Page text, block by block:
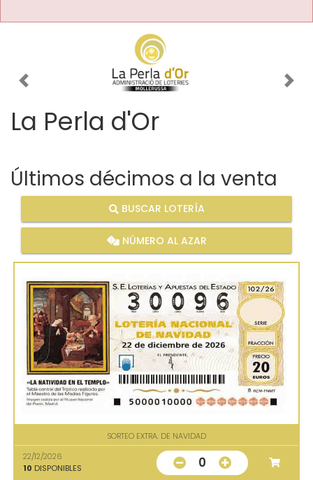
Imagen anterior
La Perla d'Or
Últimos décimos a la venta
BUSCAR LOTERÍA
NÚMERO AL AZAR
SORTEO EXTRA. DE NAVIDAD
22/12/2026
10 DISPONIBLES 0